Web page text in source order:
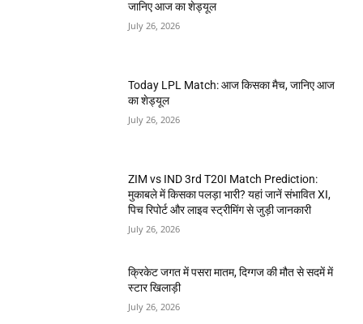
जानिए आज का शेड्यूल
July 26, 2026
Today LPL Match: आज किसका मैच, जानिए आज
का शेड्यूल
July 26, 2026
ZIM vs IND 3rd T20I Match Prediction:
मुकाबले में किसका पलड़ा भारी? यहां जानें संभावित XI,
पिच रिपोर्ट और लाइव स्ट्रीमिंग से जुड़ी जानकारी
July 26, 2026
क्रिकेट जगत में पसरा मातम, दिग्गज की मौत से सदमें में
स्टार खिलाड़ी
July 26, 2026